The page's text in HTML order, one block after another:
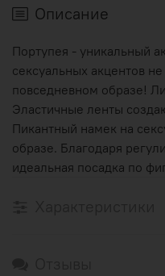
Описание
Портупея - уникальный
сексуальных акцентов
повседневном образе!
Эластичные ленты
Пикантный намек на
образе. Благодаря
идеальная посадка по